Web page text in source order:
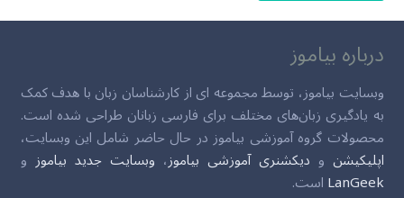
درباره بیاموز
وبسایت بیاموز، توسط مجموعه ای از کارشناسان زبان با هدف کمک
به یادگیری زبان‌های مختلف برای فارسی زبانان طراحی شده است.
محصولات گروه آموزشی بیاموز در حال حاضر شامل این وبسایت،
اپلیکیشن و دیکشنری آموزشی بیاموز، وبسایت جدید بیاموز و
LanGeekاست.